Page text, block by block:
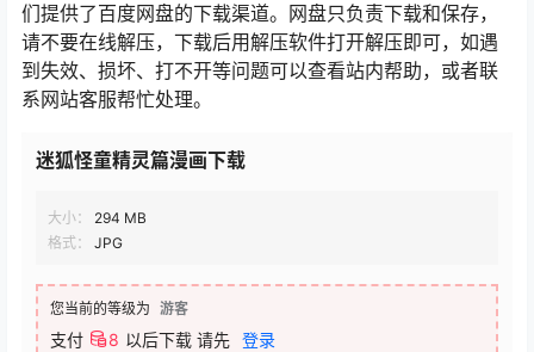
们提供了百度网盘的下载渠道。网盘只负责下载和保存，
请不要在线解压，下载后用解压软件打开解压即可，如遇
到失效、损坏、打不开等问题可以查看站内帮助，或者联
系网站客服帮忙处理。
迷狐怪童精灵篇漫画下载
大小：
294 MB
格式：
JPG
您当前的等级为 游客
支付 8 以后下载 请先 登录